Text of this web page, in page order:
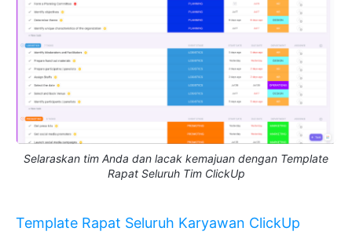
Selaraskan tim Anda dan lacak kemajuan dengan Template
Rapat Seluruh Tim ClickUp
Template Rapat Seluruh Karyawan ClickUp